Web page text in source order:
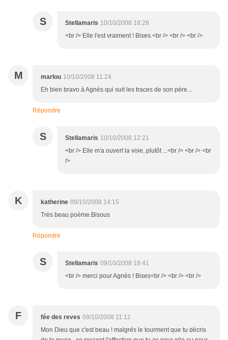
S Stellamaris 10/10/2008 18:28
<br /> Elle l'est vraiment ! Bises.<br /> <br /> <br />
M marlou 10/10/2008 11:24
Eh bien bravo à Agnès qui suit les traces de son père...
Répondre
S Stellamaris 10/10/2008 12:21
<br /> Elle m'a ouvert la voie, plutôt ...<br /> <br /> <br
/>
K katherine 09/10/2008 14:15
Très beau poème.Bisous
Répondre
S Stellamaris 09/10/2008 18:41
<br /> merci pour Agnès ! Bises<br /> <br /> <br />
F fée des reves 09/10/2008 11:12
Mon Dieu que c'est beau ! malgrés le tourment que tu décris